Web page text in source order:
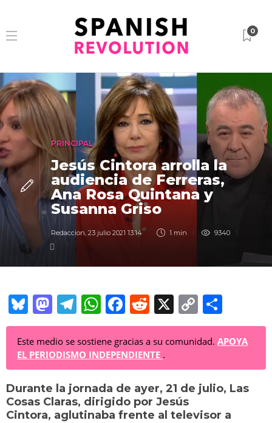
0
PRINCIPAL
Jesús Cintora arrolla la
audiencia de Ferreras,
Ana Rosa Quintana y
Susanna Griso
Redaccion, 23 julio 2021 13:14 1 min 9340
Bl
u
e
sk
y
M
a
st
o
d
o
T
el
e
gr
a
m
W
h
at
s
A
p
F
a
c
e
b
o
R
e
d
di
t
X
C
o
p
y
Li
n
o
m
p
ar
tir
Este medio se sostiene gracias a su comunidad. APOYA
EL PERIODISMO INDEPENDIENTE .
Durante la jornada de ayer, 21 de julio, Las
Cosas Claras, dirigido por Jesús
Cintora, aglutinaba frente al televisor a